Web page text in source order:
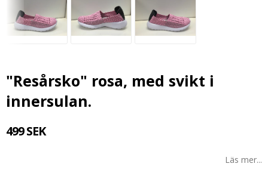
"Resårsko" rosa, med svikt i
innersulan.
499 SEK
Läs mer...